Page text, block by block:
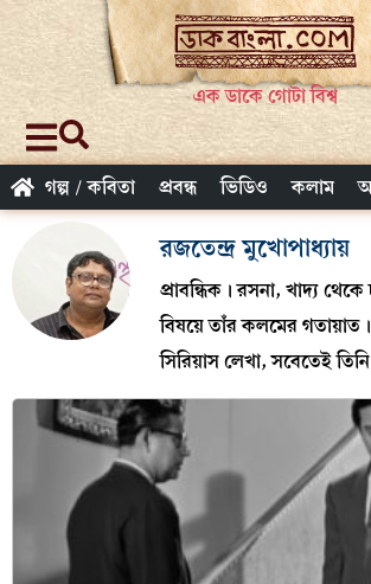
এক ডাকে গোটা বিশ্ব
গল্প / কবিতা প্রবন্ধ ভিডিও কলাম
রজতেন্দ্র মুখোপাধ্যায়
প্রাবন্ধিক। রসনা, খাদ্য থেকে
বিষয়ে তাঁর কলমের
সিরিয়াস লেখা, সবেতেই তিনি